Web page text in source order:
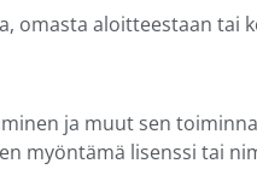
omasta aloitteestaan tai
ja muut sen
myöntämä lisenssi tai